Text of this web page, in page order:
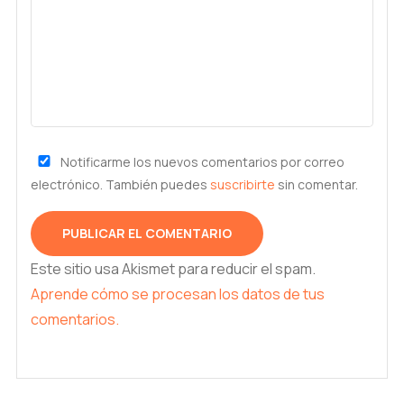
Notificarme los nuevos comentarios por correo
electrónico. También puedes suscribirte sin comentar.
Este sitio usa Akismet para reducir el spam.
Aprende cómo se procesan los datos de tus
comentarios.